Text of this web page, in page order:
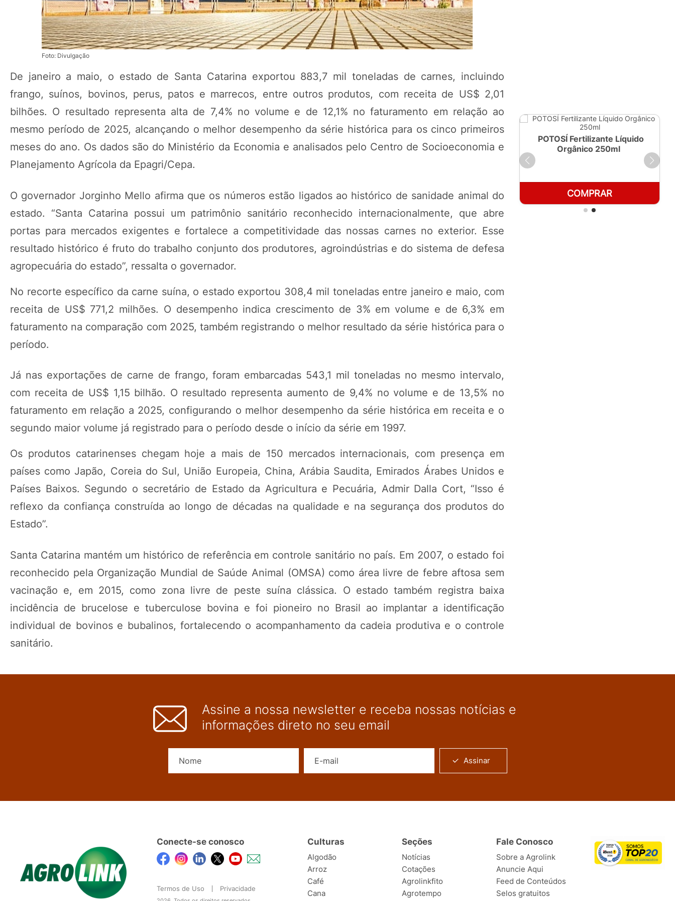
Foto: Divulgação
De janeiro a maio, o estado de Santa Catarina exportou 883,7 mil toneladas de carnes, incluindo
frango, suínos, bovinos, perus, patos e marrecos, entre outros produtos, com receita de US$ 2,01
bilhões. O resultado representa alta de 7,4% no volume e de 12,1% no faturamento em relação ao
mesmo período de 2025, alcançando o melhor desempenho da série histórica para os cinco primeiros
meses do ano. Os dados são do Ministério da Economia e analisados pelo Centro de Socioeconomia e
Planejamento Agrícola da Epagri/Cepa.
O governador Jorginho Mello afirma que os números estão ligados ao histórico de sanidade animal do
estado. “Santa Catarina possui um patrimônio sanitário reconhecido internacionalmente, que abre
portas para mercados exigentes e fortalece a competitividade das nossas carnes no exterior. Esse
resultado histórico é fruto do trabalho conjunto dos produtores, agroindústrias e do sistema de defesa
agropecuária do estado”, ressalta o governador.
No recorte específico da carne suína, o estado exportou 308,4 mil toneladas entre janeiro e maio, com
receita de US$ 771,2 milhões. O desempenho indica crescimento de 3% em volume e de 6,3% em
faturamento na comparação com 2025, também registrando o melhor resultado da série histórica para o
período.
Já nas exportações de carne de frango, foram embarcadas 543,1 mil toneladas no mesmo intervalo,
com receita de US$ 1,15 bilhão. O resultado representa aumento de 9,4% no volume e de 13,5% no
faturamento em relação a 2025, configurando o melhor desempenho da série histórica em receita e o
segundo maior volume já registrado para o período desde o início da série em 1997.
Os produtos catarinenses chegam hoje a mais de 150 mercados internacionais, com presença em
países como Japão, Coreia do Sul, União Europeia, China, Arábia Saudita, Emirados Árabes Unidos e
Países Baixos. Segundo o secretário de Estado da Agricultura e Pecuária, Admir Dalla Cort, “Isso é
reflexo da confiança construída ao longo de décadas na qualidade e na segurança dos produtos do
Estado”.
Santa Catarina mantém um histórico de referência em controle sanitário no país. Em 2007, o estado foi
reconhecido pela Organização Mundial de Saúde Animal (OMSA) como área livre de febre aftosa sem
vacinação e, em 2015, como zona livre de peste suína clássica. O estado também registra baixa
incidência de brucelose e tuberculose bovina e foi pioneiro no Brasil ao implantar a identificação
individual de bovinos e bubalinos, fortalecendo o acompanhamento da cadeia produtiva e o controle
sanitário.
Orgânico 1 LT
COMPRAR
POTOSÍ Fertilizante Líquido
Orgânico 250ml
COMPRAR
Assine a nossa newsletter e receba nossas notícias e
informações direto no seu email
Assinar
Conecte-se conosco
Termos de Uso Privacidade
Culturas
Algodão
Arroz
Café
Cana
Seções
Notícias
Cotações
Agrolinkfito
Agrotempo
Fale Conosco
Sobre a Agrolink
Anuncie Aqui
Feed de Conteúdos
Selos gratuitos